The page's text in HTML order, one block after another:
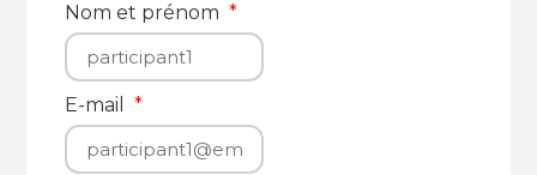
Nom et prénom
E-mail